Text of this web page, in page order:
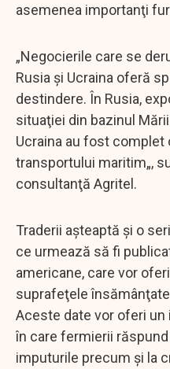
asemenea importanţi
„Negocierile care se
Rusia şi Ucraina oferă
destindere. În Rusia,
situaţiei din bazinul
Ucraina au fost complet
transportului maritim„,
consultanţă Agritel.
Traderii aşteaptă şi o
ce urmează să fi
americane, care vor
suprafeţele
Aceste date vor oferi
în care fermierii
imputurile precum şi la